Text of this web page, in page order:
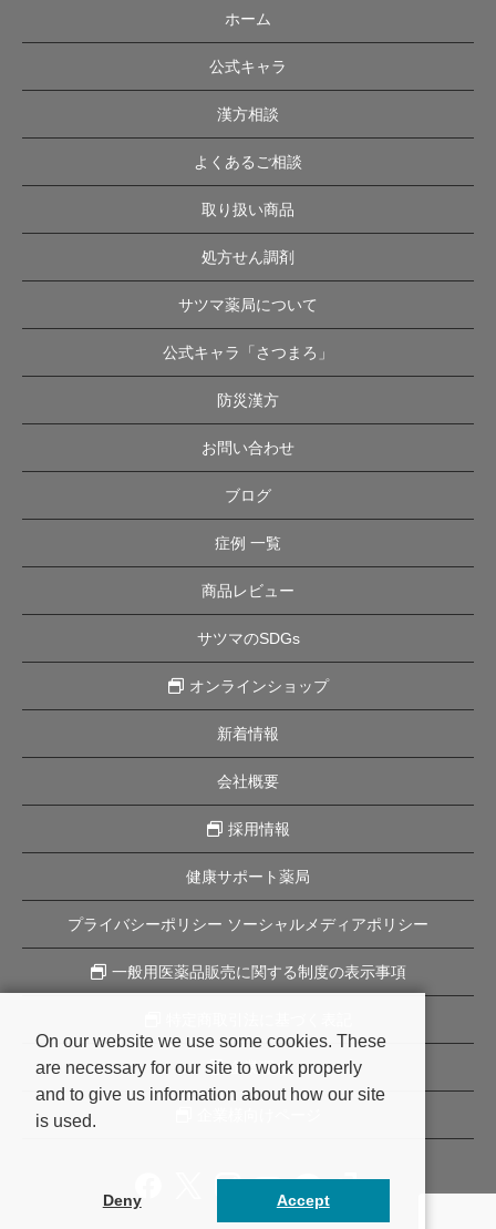
ホーム
公式キャラ
漢方相談
よくあるご相談
取り扱い商品
処方せん調剤
サツマ薬局について
公式キャラ「さつまろ」
防災漢方
お問い合わせ
ブログ
症例 一覧
商品レビュー
サツマのSDGs
オンラインショップ
新着情報
会社概要
採用情報
健康サポート薬局
プライバシーポリシー ソーシャルメディアポリシー
一般用医薬品販売に関する制度の表示事項
企業理念
On our website we use some cookies. These
are necessary for our site to work properly
and to give us information about how our site
is used.
Deny Accept